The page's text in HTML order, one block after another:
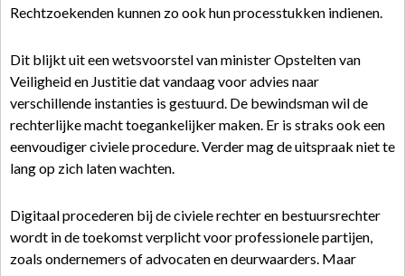
Rechtzoekenden kunnen zo ook hun processtukken indienen.
Dit blijkt uit een wetsvoorstel van minister Opstelten van
Veiligheid en Justitie dat vandaag voor advies naar
verschillende instanties is gestuurd. De bewindsman wil de
rechterlijke macht toegankelijker maken. Er is straks ook een
eenvoudiger civiele procedure. Verder mag de uitspraak niet te
lang op zich laten wachten.
Digitaal procederen bij de civiele rechter en bestuursrechter
wordt in de toekomst verplicht voor professionele partijen,
zoals ondernemers of advocaten en deurwaarders. Maar